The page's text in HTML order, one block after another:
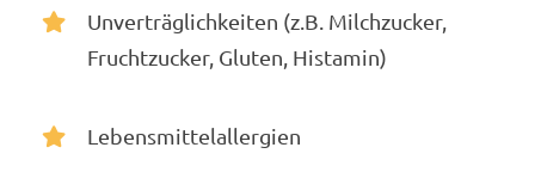
Unverträglichkeiten (z.B. Milchzucker,
Fruchtzucker, Gluten, Histamin)
Lebensmittelallergien